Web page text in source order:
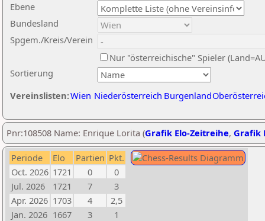
Ebene
Sortierung
Bundesland
Spgem./Kreis/Verein
Nur "österreichische" Spieler
Vereinslisten:Wien Niederösterreich Burgenland
Pnr:108508 Name: Enrique Lorita (Grafik Elo-Zeitreihe, Grafik
Periode Elo Partien Pkt.
Oct. 2026 1721 0
0
Jul. 2026
1721 7
3
Apr. 2026 1703 4
2,5
Jan. 2026 1667 3
1